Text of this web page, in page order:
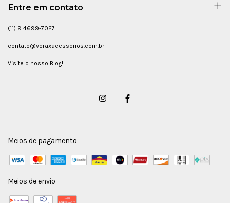
Entre em contato
(11) 9 4699-7027
contato@voraxacessorios.com.br
Visite o nosso Blog!
Meios de pagamento
Meios de envio